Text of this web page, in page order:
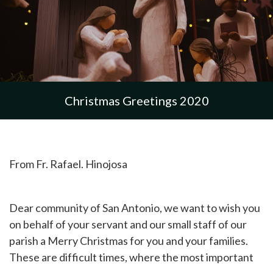
Christmas Greetings 2020
From Fr. Rafael. Hinojosa
Dear community of San Antonio, we want to wish you
on behalf of your servant and our small staff of our
parish a Merry Christmas for you and your families.
These are difficult times, where the most important